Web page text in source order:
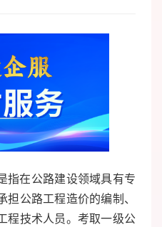
指在公路建设领域具有专
公路工程造价的编制、
程技术人员。考取一级公